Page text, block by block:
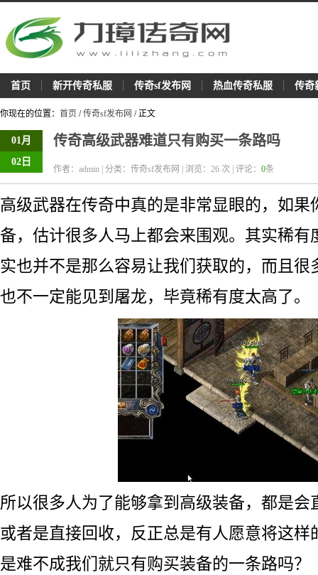
首页 新开传奇私服 传奇sf发布网 热血传奇私服 传奇
你现在的位置： 首页 /传奇sf发布网 / 正文
01月
02日
传奇高级武器难道只有购买一条路吗
作者：admin | 分类：传奇sf发布网 | 浏览： 26 次 | 评论： 0条
高级武器在传奇中真的是非常显眼的，如果
备，估计很多人马上都会来围观。其实稀有
实也并不是那么容易让我们获取的，而且很
也不一定能见到屠龙，毕竟稀有度太高了。
所以很多人为了能够拿到高级装备，都是会
或者是直接回收，反正总是有人愿意将这样
是难不成我们就只有购买装备的一条路吗？